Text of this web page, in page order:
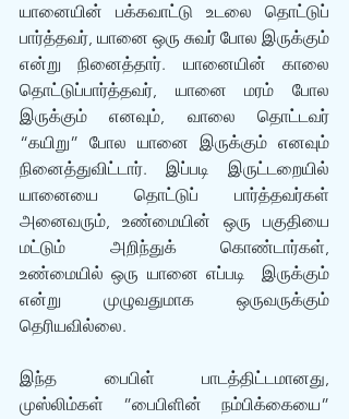
யானையின் பக்கவாட்டு உடலை தொட்டுப்
பார்த்தவர், யானை ஒரு சுவர் போல இருக்கும்
என்று நினைத்தார். யானையின் காலை
தொட்டுப்பார்த்தவர், யானை மரம் போல
இருக்கும் எனவும், வாலை தொட்டவர்
“கயிறு” போல யானை இருக்கும் எனவும்
நினைத்துவிட்டார். இப்படி இருட்டறையில்
யானையை தொட்டுப் பார்த்தவர்கள்
அனைவரும், உண்மையின் ஒரு பகுதியை
மட்டும் அறிந்துக் கொண்டார்கள்,
உண்மையில் ஒரு யானை எப்படி  இருக்கும்
என்று முழுவதுமாக ஒருவருக்கும்
தெரியவில்லை.
இந்த பைபிள் பாடத்திட்டமானது,
முஸ்லிம்கள் ”பைபிளின் நம்பிக்கையை”